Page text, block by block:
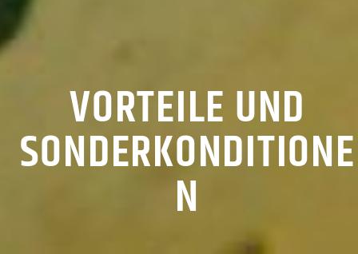
VORTEILE UND
SONDERKONDITIONE
N